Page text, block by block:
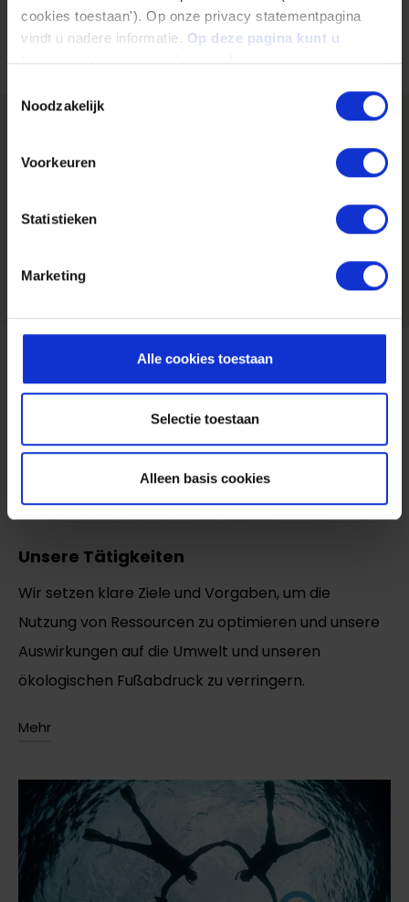
cookies toestaan'). Op onze privacy statementpagina
vindt u nadere informatie. Op deze pagina kunt u
tevens uw keuze ongedaan maken.
Noodzakelijk
Voorkeuren
Statistieken
Marketing
Alle cookies toestaan
Selectie toestaan
Alleen basis cookies
Teilen auf:
Weitere Säulen der Nachhaltigkeit
Unsere Tätigkeiten
Wir setzen klare Ziele und Vorgaben, um die
Nutzung von Ressourcen zu optimieren und unsere
Auswirkungen auf die Umwelt und unseren
ökologischen Fußabdruck zu verringern.
Mehr